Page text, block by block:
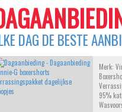
DAG DE BESTE
Merk:
95%